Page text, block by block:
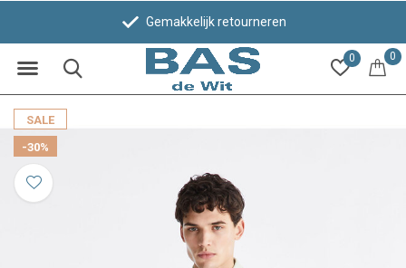
0 0
Gemakkelijk retourneren
SALE
-30%